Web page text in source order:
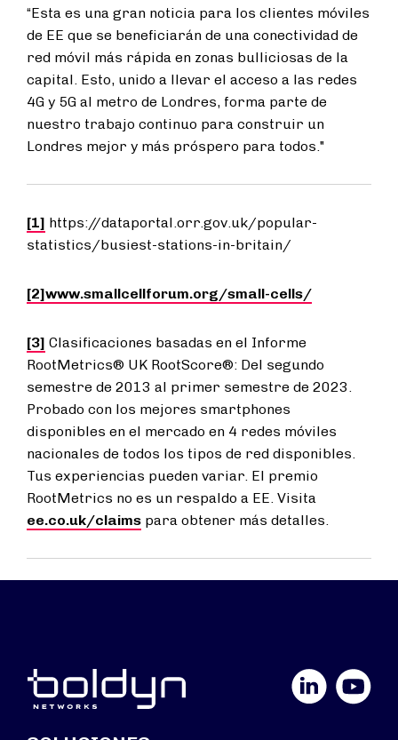
“Esta es una gran noticia para los clientes móviles
de EE que se beneficiarán de una conectividad de
red móvil más rápida en zonas bulliciosas de la
capital. Esto, unido a llevar el acceso a las redes
4G y 5G al metro de Londres, forma parte de
nuestro trabajo continuo para construir un
Londres mejor y más próspero para todos."
[1] https://dataportal.orr.gov.uk/popular-
statistics/busiest-stations-in-britain/
[2]www.smallcellforum.org/small-cells/
[3] Clasificaciones basadas en el Informe
RootMetrics® UK RootScore®: Del segundo
semestre de 2013 al primer semestre de 2023.
Probado con los mejores smartphones
disponibles en el mercado en 4 redes móviles
nacionales de todos los tipos de red disponibles.
Tus experiencias pueden variar. El premio
RootMetrics no es un respaldo a EE. Visita
ee.co.uk/claims para obtener más detalles.
YouTube